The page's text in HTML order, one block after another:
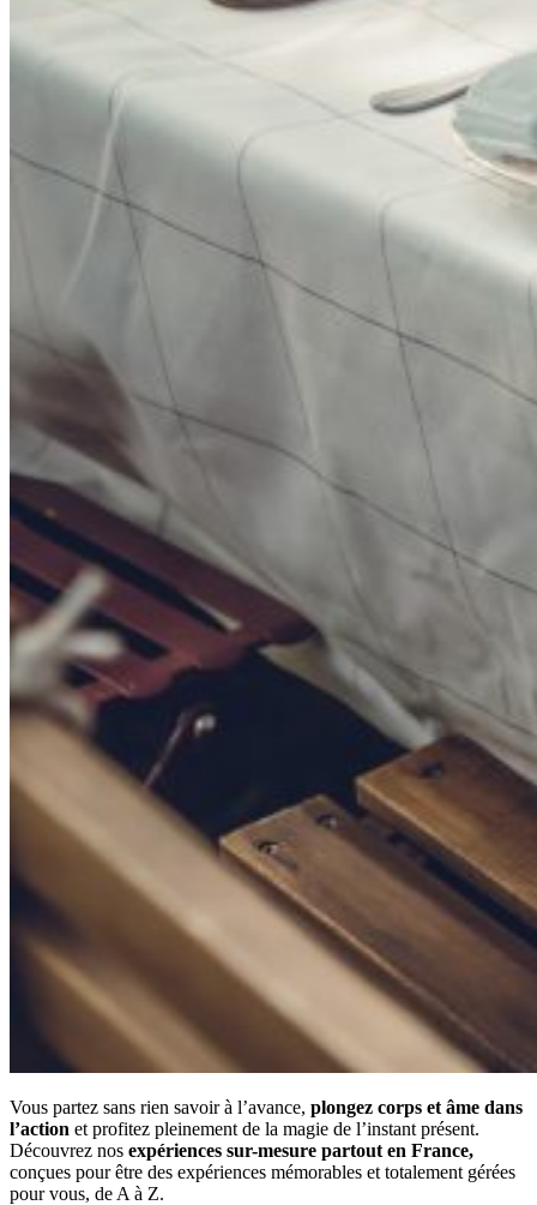
Vous partez sans rien savoir à l’avance, plongez corps et âme dans
l’action et profitez pleinement de la magie de l’instant présent.
Découvrez nos expériences sur-mesure partout en France,
conçues pour être des expériences mémorables et totalement gérées
pour vous, de A à Z.